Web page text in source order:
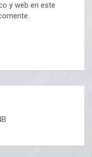
y web en este